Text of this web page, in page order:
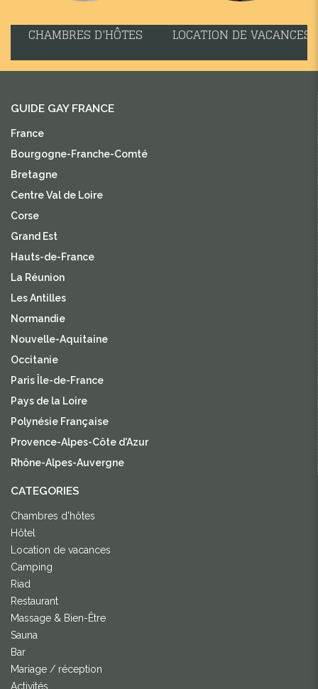
CHAMBRES D'HÔTES LOCATION DE VACANCES
GUIDE GAY FRANCE
France
Bourgogne-Franche-Comté
Bretagne
Centre Val de Loire
Corse
Grand Est
Hauts-de-France
La Réunion
Les Antilles
Normandie
Nouvelle-Aquitaine
Occitanie
Paris Île-de-France
Pays de la Loire
Polynésie Française
Provence-Alpes-Côte d'Azur
Rhône-Alpes-Auvergne
CATEGORIES
Chambres d'hôtes
Hôtel
Location de vacances
Camping
Riad
Restaurant
Massage & Bien-Être
Sauna
Bar
Mariage / réception
Activités